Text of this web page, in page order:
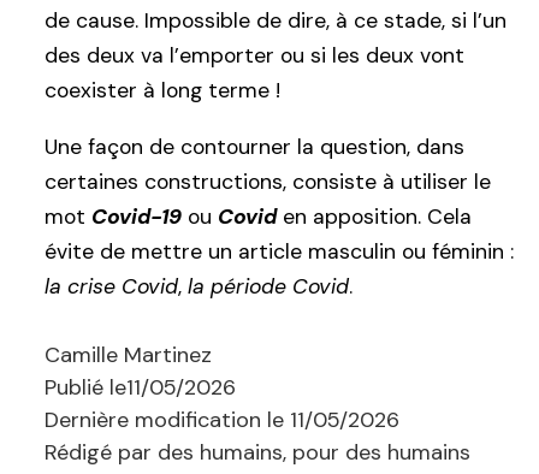
de cause. Impossible de dire, à ce stade, si l’un
des deux va l’emporter ou si les deux vont
coexister à long terme !
Une façon de contourner la question, dans
certaines constructions, consiste à utiliser le
mot Covid-19 ou Coviden apposition. Cela
évite de mettre un article masculin ou féminin :
la crise Covid, la période Covid.
Camille Martinez
Publié le11/05/2026
Dernière modification le 11/05/2026
Rédigé par des humains, pour des humains